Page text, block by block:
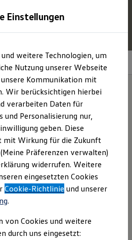
6.000 € 1
VolkswagenID. oder
mehr
wollen.
Einstellungen
weitere Technologien, um
Nutzung unserer Webseite
Kommunikation mit
Wir berücksichtigen hierbei
verarbeiten Daten für
und Personalisierung nur,
geben. Diese
mit Wirkung für die Zukunft
Präferenzen verwalten)
widerrufen. Weitere
eingesetzten Cookies
Cookie-Richtlinie und unserer
.
von Cookies und weitere
durch uns eingesetzt: